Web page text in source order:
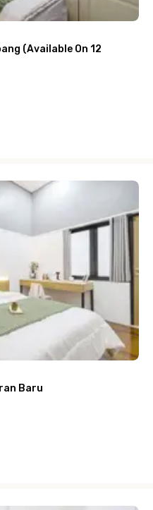
(Available On 12
Baru